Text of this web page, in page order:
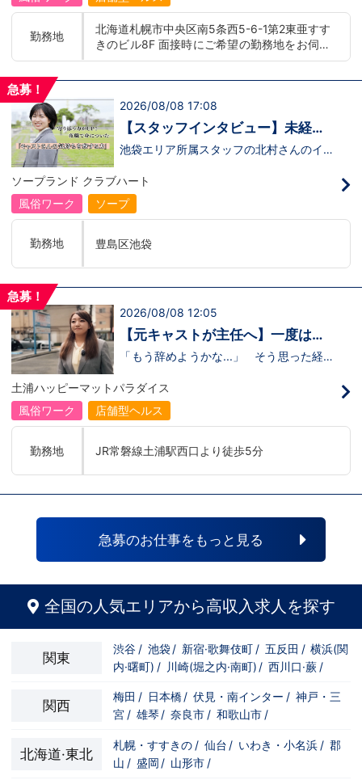
入社・勤務のできる環境なのです。それで
ャルサイトをご覧下さい。
【https://happiness-group.biz/】※お手
数ですがコピー＆ペーストしてURLを開い
他社と比較検討中など。そのような時は1
もしれません。アナタからのご連絡お待ち
しております。
저 공략무조건 월급 40만엔부터 시작!어
底的入站策略無條件月薪 400,000 日圓起
推出語言津貼能說至少三種語言者優先
勤務地
北海道札幌市中央区南5条西5-6-1第2東亜すす
きのビル8F 面接時にご希望の勤務地をお伺い
し、配属店舗を決定いたします。 入社後の転
■横浜エリア：神奈川県横浜市中区 ・京急線
黄金町駅、日ノ出町駅 ・市営地下鉄阪東橋
駅、伊勢佐木長者町駅 ・JR横浜線関内駅 ■札
幌エリア：北海道札幌市 地下鉄南北線すすき
の駅
急募！
2026/08/08 17:08
【スタッフインタビュー】未経験
で飛び込んだスタッフが語る職場
池袋エリア所属スタッフの北村さんのイン
るのかな…？」そんな不安を抱えながら好
奇心で裏方に飛び込んだ北村さん。実際に
は、入社初日でそのイメージがガラッと変
わり、「本当に優しい人ばかり」と感じた
不安な表情が笑顔に変わっていく瞬間を見
届けることが、この仕事の大きなやりがい
だと語ってくれました。動画では、入社の
できたポイント、将来の展望までリアルに
↓https://youtu.be/UY9DxQ22NBA
ソープランド クラブハート
風俗ワーク
ソープ
勤務地 豊島区池袋
急募！
2026/08/08 12:05
【元キャストが主任へ】一度は退
職を考えた3年目スタッフの転機
「もう辞めようかな...」 そう思った経験
す。 今回の動画では、土浦店所属・森田
主任にインタビュー。元キャストの彼女
が、入社してから挫折を経験しながら
も 主任へと成長した背景 には、意外に
た。 当グループを選んだ理由、印象に残
っているエピソード、そして意外な趣味ま
で。森田主任の飾らない人柄が垣間見える
↓ https://www.youtube.com/watch?
土浦ハッピーマットパラダイス
風俗ワーク
店舗型ヘルス
勤務地 JR常磐線土浦駅西口より徒歩5分
急募のお仕事をもっと見る
全国の人気エリアから高収入求人を探す
関東
渋谷 / 池袋 / 新宿·歌舞伎町 / 五反田 / 横浜(関
内·曙町) / 川崎(堀之内·南町) / 西川口·蕨 /
関西
梅田 / 日本橋 / 伏見・南インター / 神戸・三
宮 / 雄琴 / 奈良市 / 和歌山市 /
北海道·東北
札幌・すすきの / 仙台 / いわき・小名浜 / 郡
山 / 盛岡 / 山形市 /